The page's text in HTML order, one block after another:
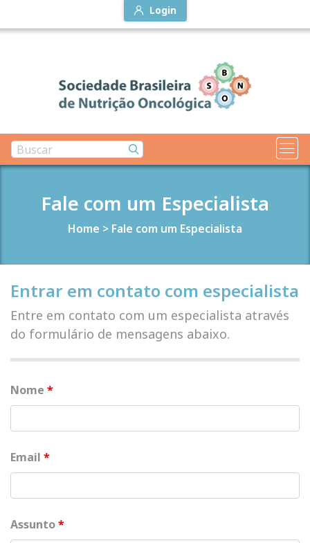
Login
Fale com um Especialista
Home > Fale com um Especialista
Entrar em contato com especialista
Entre em contato com um especialista através
do formulário de mensagens abaixo.
Nome *
Email *
Assunto*